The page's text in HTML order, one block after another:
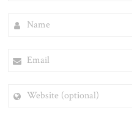
(OPTIONAL)